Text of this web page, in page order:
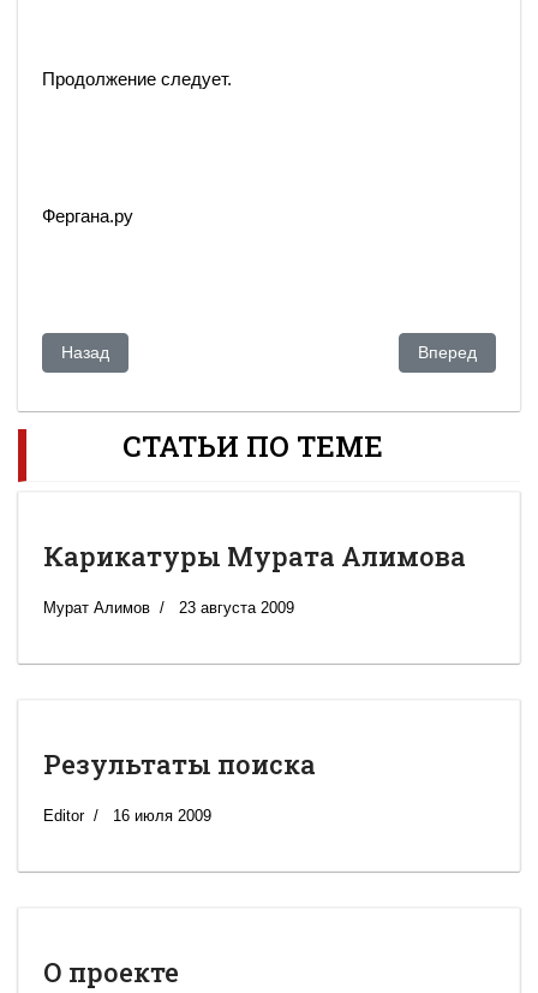
Продолжение следует.
Фергана.ру
Предыдущий: Уголовные дела против Жакиянова
Назад Следующий:
Вперед
СТАТЬИ ПО ТЕМЕ
Карикатуры Мурата Алимова
Мурат Алимов 23 августа 2009
Результаты поиска
Editor 16 июля 2009
О проекте